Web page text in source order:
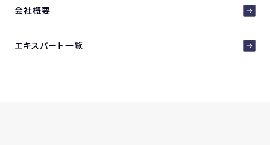
会社概要
エキスパート一覧